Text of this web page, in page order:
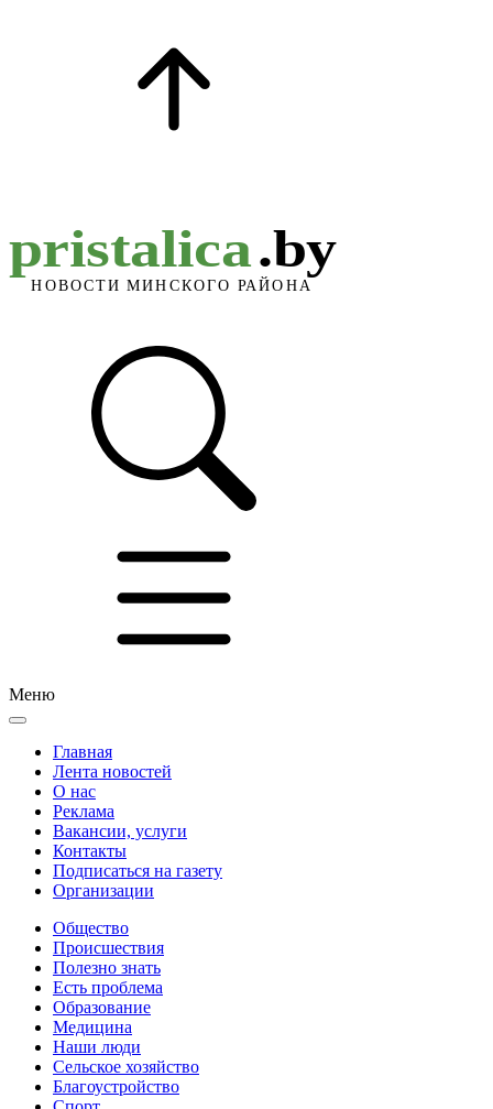
Меню
Главная
Лента новостей
О нас
Реклама
Вакансии, услуги
Контакты
Подписаться на газету
Организации
Общество
Происшествия
Полезно знать
Есть проблема
Образование
Медицина
Наши люди
Сельское хозяйство
Благоустройство